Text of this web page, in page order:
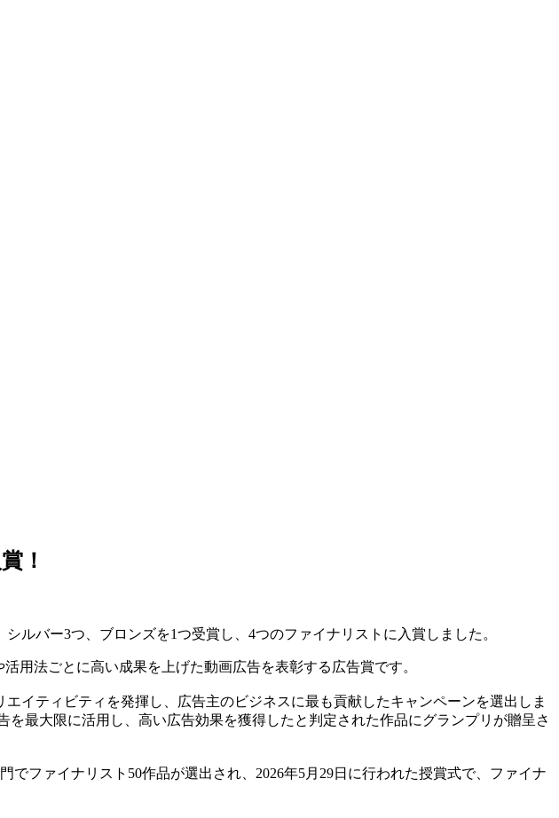
！
ルバー3つ、ブロンズを1つ受賞し、4つのファイナリストに入賞しました。
用法ごとに高い成果を上げた動画広告を表彰する広告賞です。
イティビティを発揮し、広告主のビジネスに最も貢献したキャンペーンを選出しま
最大限に活用し、高い広告効果を獲得したと判定された作品にグランプリが贈呈さ
ファイナリスト50作品が選出され、2026年5月29日に行われた授賞式で、ファイナ